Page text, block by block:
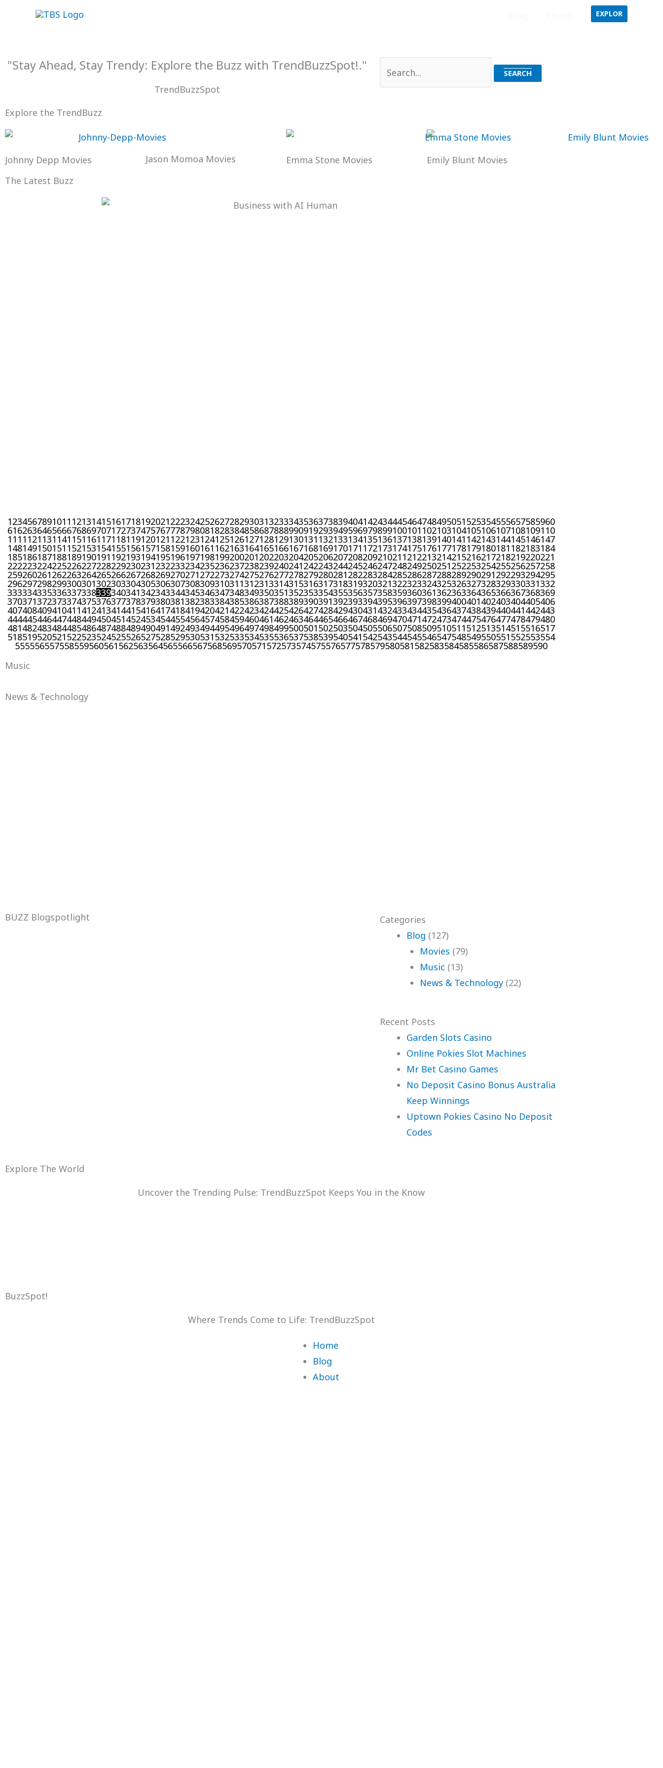
EXPLOR
"Stay Ahead, Stay Trendy: Explore the Buzz with TrendBuzzSpot!."
TrendBuzzSpot
Explore the TrendBuzz
Johnny Depp Movies Jason Momoa Movies Emma Stone Movies
Emily Blunt Movies
The Latest Buzz
1234567891011 12131415161718192021222324252627282930313233343536373839404142434445464748495051525354555657585960
616263646566676869707172737475767778798081828384858687888990919293949596979899100101 102103104105106107108109110
111 112113114115116117118119120121 122123124125126127128129130131 132133134135136137138139140141 142143144145146147
148149150151 152153154155156157158159160161 162163164165166167168169170171 172173174175176177178179180181 182183184
185186187188189190191 192193194195196197198199200201202203204205206207208209210211212213214215216217218219220221
222223224225226227228229230231232233234235236237238239240241242243244245246247248249250251252253254255256257258
259260261262263264265266267268269270271272273274275276277278279280281282283284285286287288289290291292293294295
296297298299300301302303304305306307308309310311312313314315316317318319320321322323324325326327328329330331332
333334335336337338339340341342343344345346347348349350351352353354355356357358359360361362363364365366367368369
370371372373374375376377378379380381382383384385386387388389390391392393394395396397398399400401402403404405406
407408409410411412413414415416417418419420421422423424425426427428429430431432433434435436437438439440441442443
444445446447448449450451452453454455456457458459460461462463464465466467468469470471472473474475476477478479480
481482483484485486487488489490491492493494495496497498499500501502503504505506507508509510511512513514515516517
518519520521522523524525526527528529530531532533534535536537538539540541542543544545546547548549550551552553554
555556557558559560561562563564565566567568569570571572573574575576577578579580581582583584585586587588589590
Music
News & Technology
BUZZ Blogspotlight
Categories
Blog (127)
Movies (79)
Music (13)
News & Technology(22)
Recent Posts
Garden Slots Casino
Online Pokies Slot Machines
Mr Bet Casino Games
No Deposit Casino Bonus Australia
Keep Winnings
Uptown Pokies Casino No Deposit
Codes
Explore The World
Uncover the Trending Pulse: TrendBuzzSpot Keeps You in the Know
BuzzSpot!
Where Trends Come to Life: TrendBuzzSpot
Home
Blog
About